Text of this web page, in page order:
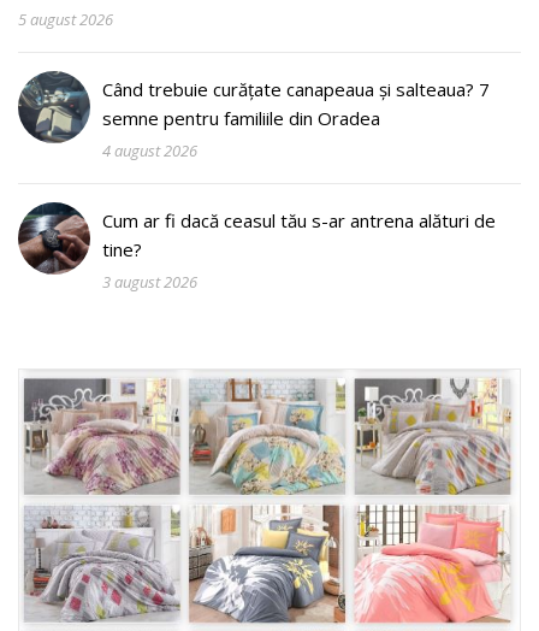
5 august 2026
Când trebuie curățate canapeaua și salteaua? 7
semne pentru familiile din Oradea
4 august 2026
Cum ar fi dacă ceasul tău s-ar antrena alături de
tine?
3 august 2026